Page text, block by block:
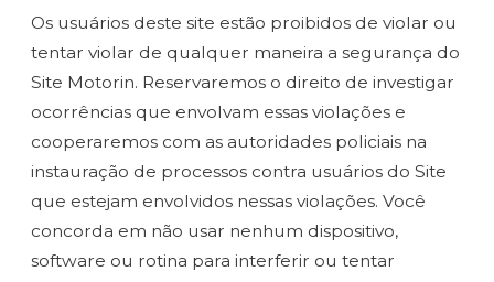
Os usuários deste site estão proibidos de violar ou
tentar violar de qualquer maneira a segurança do
Site Motorin. Reservaremos o direito de investigar
ocorrências que envolvam essas violações e
cooperaremos com as autoridades policiais na
instauração de processos contra usuários do Site
que estejam envolvidos nessas violações. Você
concorda em não usar nenhum dispositivo,
software ou rotina para interferir ou tentar